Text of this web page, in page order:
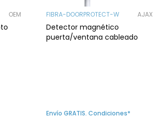
OEM FIBRA-DOORPROTECT-W AJAX
Detector magnético
puerta/ventana cableado
Envío GRATIS. Condiciones*